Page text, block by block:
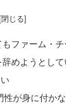
ファーム・
めようとして
が身に付か